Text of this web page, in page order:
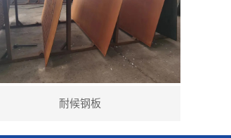
耐候钢板